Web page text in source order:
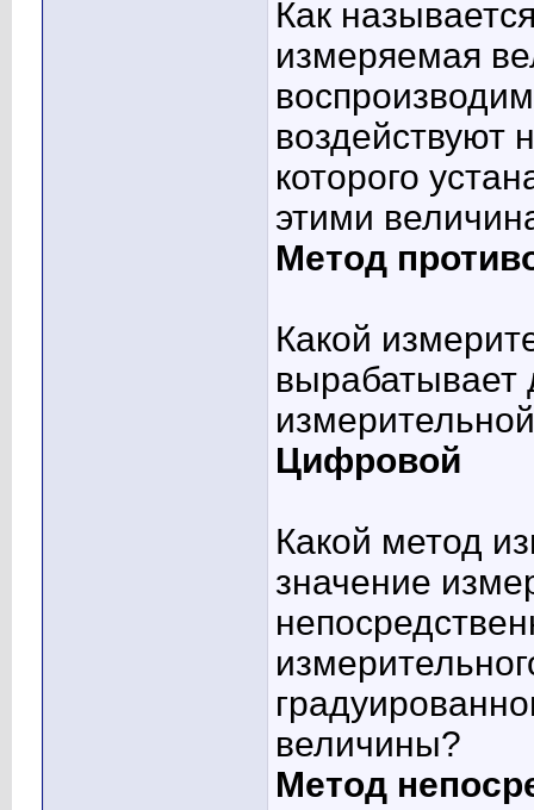
Как
измеряемая
воздействуют
которого
этими
Метод
Какой
вырабатывает
Цифровой
Какой метод
значение
величины?
Метод